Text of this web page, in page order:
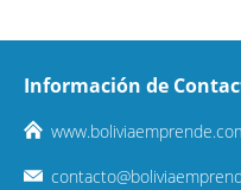
Información de